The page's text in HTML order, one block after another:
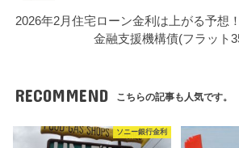
2026年2月住宅ローン金利は上がる予想
金融支援機構債(フラット
RECOMMEND こちらの記事も人気です。
ソニー銀行金利